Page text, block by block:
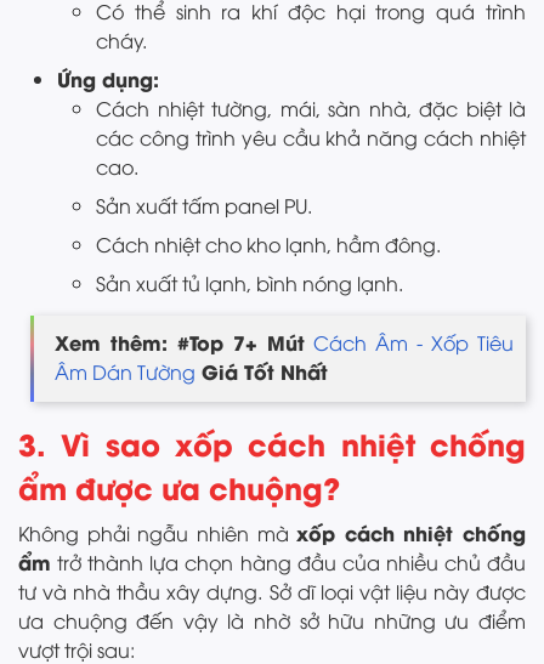
Có thể sinh ra khí độc hại trong quá trình
cháy.
Ứng dụng:
Cách nhiệt tường, mái, sàn nhà, đặc biệt là
các công trình yêu cầu khả năng cách nhiệt
cao.
Sản xuất tấm panel PU.
Cách nhiệt cho kho lạnh, hầm đông.
Sản xuất tủ lạnh, bình nóng lạnh.
Xem thêm: #Top 7+ MútCách Âm - Xốp Tiêu
Âm Dán Tường Giá Tốt Nhất
3. Vì sao xốp cách nhiệt chống
ẩm được ưa chuộng?
Không phải ngẫu nhiên màxốp cách nhiệt chống
ẩm trở thành lựa chọn hàng đầu của nhiều chủ đầu
tư và nhà thầu xây dựng. Sở dĩ loại vật liệu này được
ưa chuộng đến vậy là nhờ sở hữu những ưu điểm
vượt trội sau: